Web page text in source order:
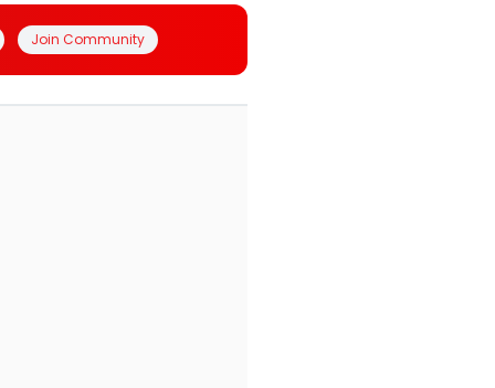
Join Community